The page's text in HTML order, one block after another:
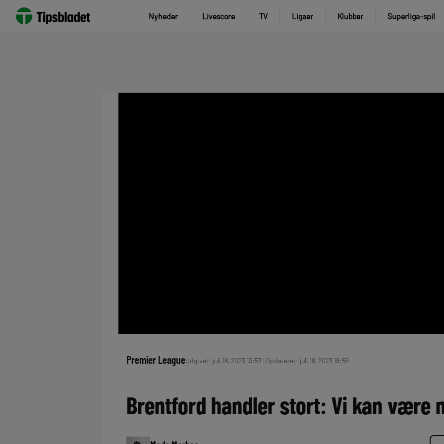
Nyheder Livescore TV Ligaer Klubber Superliga-spil
Premier LeagueUdgivet: juli 18, 2023 13:53 | Opdateret: juli 18, 2023 18:56
Brentford handler stort: Vi kan være